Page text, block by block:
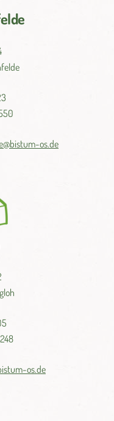
bistum-os.de
os.de